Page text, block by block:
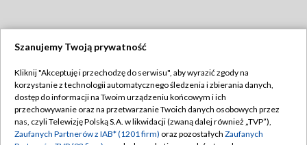
TVP
Abonament TVP
Emisja w TVP
Regulamin TVP
Polityka prywatności
Szanujemy Twoją prywatność
Kliknij "Akceptuję i przechodzę do serwisu", aby wyrazić zgody na
korzystanie z technologii automatycznego śledzenia i zbierania danych,
dostęp do informacji na Twoim urządzeniu końcowym i ich
przechowywanie oraz na przetwarzanie Twoich danych osobowych przez
nas, czyli Telewizję Polską S.A. w likwidacji (zwaną dalej również „TVP”),
Zaufanych Partnerów z IAB* (1201 firm) oraz pozostałych Zaufanych